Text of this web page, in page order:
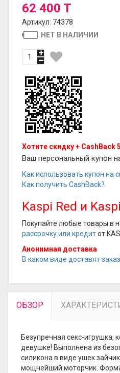
62 400 T
Артикул: 74378
НЕТ В НАЛИЧИИ
Хотите скидку + CashBack
Ваш персональный купон
Как использовать купон на
Как получить CashBack?
Kaspi Red и
Покупайте любые товары в
рассрочку или кредитот
Анонимная доставка
В каком виде доставят
ОБЗОР
Безупречная секс-игрушка,
девушке! Выполнена из
силикона в виде ушек
мощнейший моторчик.